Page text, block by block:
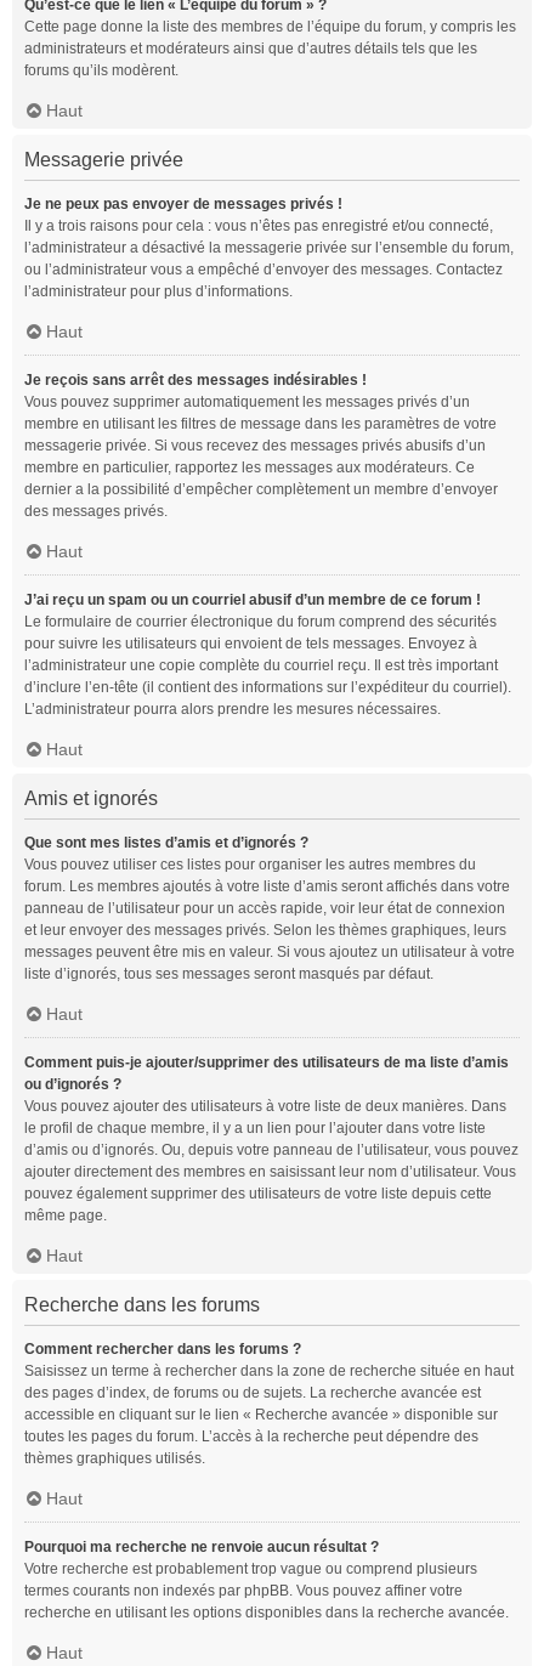
Qu’est-ce que le lien « L’équipe du forum » ?
Cette page donne la liste des membres de l’équipe du forum, y compris les
administrateurs et modérateurs ainsi que d’autres détails tels que les
forums qu’ils modèrent.
Haut
Messagerie privée
Je ne peux pas envoyer de messages privés !
Il y a trois raisons pour cela : vous n’êtes pas enregistré et/ou connecté,
l’administrateur a désactivé la messagerie privée sur l’ensemble du forum,
ou l’administrateur vous a empêché d’envoyer des messages. Contactez
l’administrateur pour plus d’informations.
Haut
Je reçois sans arrêt des messages indésirables !
Vous pouvez supprimer automatiquement les messages privés d’un
membre en utilisant les filtres de message dans les paramètres de votre
messagerie privée. Si vous recevez des messages privés abusifs d’un
membre en particulier, rapportez les messages aux modérateurs. Ce
dernier a la possibilité d’empêcher complètement un membre d’envoyer
des messages privés.
Haut
J’ai reçu un spam ou un courriel abusif d’un membre de ce forum !
Le formulaire de courrier électronique du forum comprend des sécurités
pour suivre les utilisateurs qui envoient de tels messages. Envoyez à
l’administrateur une copie complète du courriel reçu. Il est très important
d’inclure l’en-tête (il contient des informations sur l’expéditeur du courriel).
L’administrateur pourra alors prendre les mesures nécessaires.
Haut
Amis et ignorés
Que sont mes listes d’amis et d’ignorés ?
Vous pouvez utiliser ces listes pour organiser les autres membres du
forum. Les membres ajoutés à votre liste d’amis seront affichés dans votre
panneau de l’utilisateur pour un accès rapide, voir leur état de connexion
et leur envoyer des messages privés. Selon les thèmes graphiques, leurs
messages peuvent être mis en valeur. Si vous ajoutez un utilisateur à votre
liste d’ignorés, tous ses messages seront masqués par défaut.
Haut
Comment puis-je ajouter/supprimer des utilisateurs de ma liste d’amis
ou d’ignorés ?
Vous pouvez ajouter des utilisateurs à votre liste de deux manières. Dans
le profil de chaque membre, il y a un lien pour l’ajouter dans votre liste
d’amis ou d’ignorés. Ou, depuis votre panneau de l’utilisateur, vous pouvez
ajouter directement des membres en saisissant leur nom d’utilisateur. Vous
pouvez également supprimer des utilisateurs de votre liste depuis cette
même page.
Haut
Recherche dans les forums
Comment rechercher dans les forums ?
Saisissez un terme à rechercher dans la zone de recherche située en haut
des pages d’index, de forums ou de sujets. La recherche avancée est
accessible en cliquant sur le lien « Recherche avancée » disponible sur
toutes les pages du forum. L’accès à la recherche peut dépendre des
thèmes graphiques utilisés.
Haut
Pourquoi ma recherche ne renvoie aucun résultat ?
Votre recherche est probablement trop vague ou comprend plusieurs
termes courants non indexés par phpBB. Vous pouvez affiner votre
recherche en utilisant les options disponibles dans la recherche avancée.
Haut